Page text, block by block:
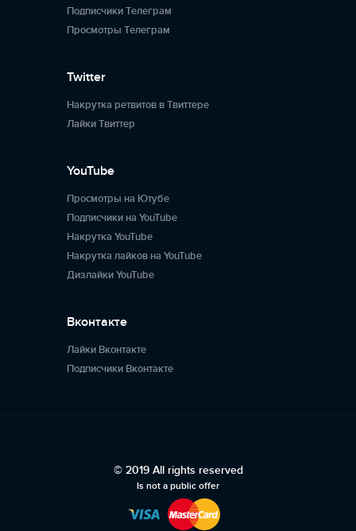
Подписчики Телеграм
Просмотры Телеграм
Twitter
Накрутка ретвитов в Твиттере
Лайки Твиттер
YouTube
Просмотры на Ютубе
Подписчики на YouTube
Накрутка YouTube
Накрутка лайков на YouTube
Дизлайки YouTube
Вконтакте
Лайки Вконтакте
Подписчики Вконтакте
© 2019 All rights reserved
Is not a public offer